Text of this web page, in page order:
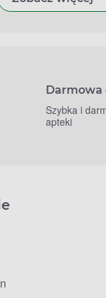
Darmowa
Szybka i
apteki